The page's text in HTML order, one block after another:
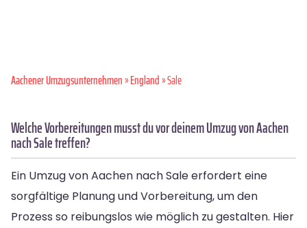
Aachener Umzugsunternehmen»England» Sale
Welche Vorbereitungen musst du vor deinem Umzug von Aachen
nach Sale treffen?
Ein Umzug von Aachen nach Sale erfordert eine
sorgfältige Planung und Vorbereitung, um den
Prozess so reibungslos wie möglich zu gestalten. Hier